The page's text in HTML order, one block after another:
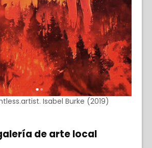
Isabel Burke (2019)
de arte local